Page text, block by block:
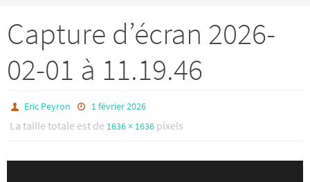
Capture d’écran 2026-
02-01 à 11.19.46
Eric Peyron 1 février 2026
La taille totale est de 1636 × 1636 pixels